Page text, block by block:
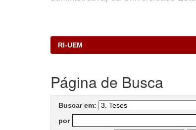
RI-UEM
Página de Busca
Buscar em:
por